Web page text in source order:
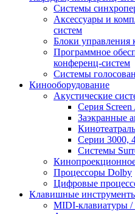
Cистемы
Аксессуары и
систем
Блоки управления
Программное
конференц-систем
Системы
Кинооборудование
Акустические
Cерия
Заэкранные
Серии 3000,
Системы
Процессоры Dolby
Цифровые
Клавишные
MIDI-клавиатуры /